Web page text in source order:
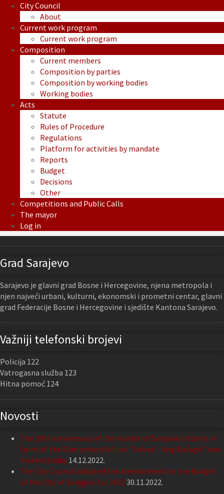
City Council
About
Current work program
Current work program
Composition
Current members
Composition by parties
Composition by working bodies
Working bodies
Acts
Statute
Rules of Procedure
Regulations
Platform for activities by mandate
Reports
Budget
Decisions
Other
Competitions and Public Calls
The mayor
Log in
Grad Sarajevo
Sarajevo je glavni grad Bosne i Hercegovine, njena metropola i
njen najveći urbani, kulturni, ekonomski i prometni centar, glavni
grad Federacije Bosne i Hercegovine i sjedište Kantona Sarajevo.
Važniji telefonski brojevi
Policija 122
Vatrogasna služba 123
Hitna pomoć 124
Novosti
The 29th anniversary of the murder of Sarajevo citizens in
front of the Elementary School “Safvet – beg Bašagić” was
marked today 14.12.2022.
The City Council adopted the Amendments to the Budget
of the City of Sarajevo for 202230.11.2022.